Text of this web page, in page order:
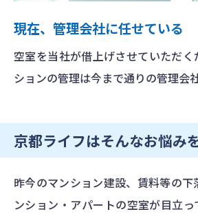
現在、管理会社に任せている
空室を当社が借上げさせていただく
ションの管理は今まで通りの管理会
京都ライフはそんなお悩み
昨今のマンション建設、賃料等の
ンション・アパートの空室が目立っ